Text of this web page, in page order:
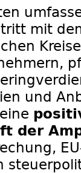
tritt mit
und
der